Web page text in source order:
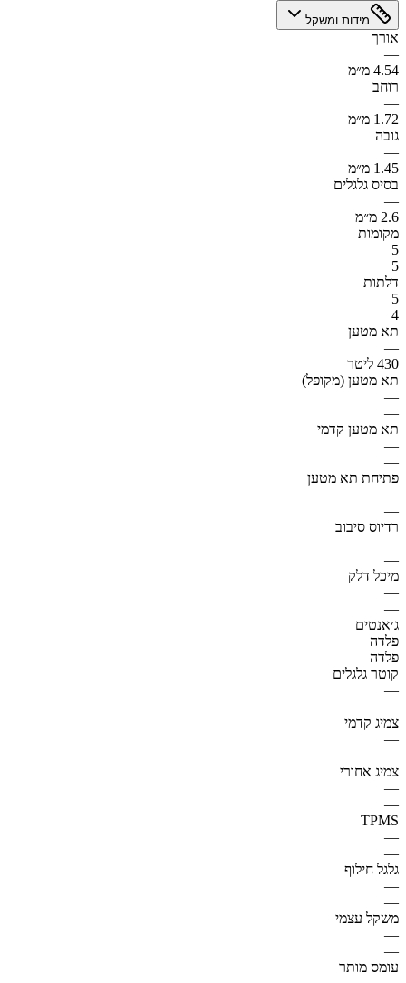
מידות ומשקל
אורך
—
4.54 מ״מ
רוחב
—
1.72 מ״מ
גובה
—
1.45 מ״מ
בסיס גלגלים
—
2.6 מ״מ
מקומות
5
5
דלתות
5
4
תא מטען
—
430 ליטר
תא מטען (מקופל)
—
—
תא מטען קדמי
—
—
פתיחת תא מטען
—
—
רדיוס סיבוב
—
—
מיכל דלק
—
—
ג׳אנטים
פלדה
פלדה
קוטר גלגלים
—
—
צמיג קדמי
—
—
צמיג אחורי
—
—
TPMS
—
—
גלגל חילוף
—
—
משקל עצמי
—
—
עומס מותר